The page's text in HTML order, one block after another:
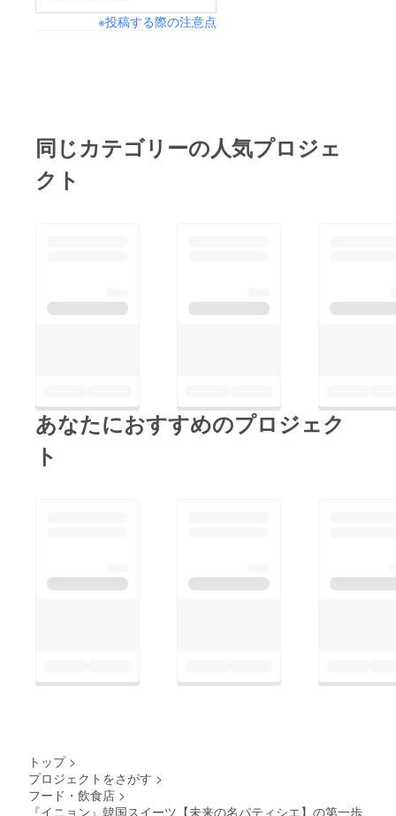
※投稿する際の注意点
同じカテゴリーの人気プロジェ
クト
あなたにおすすめのプロジェク
ト
トップ >
プロジェクトをさがす >
フード・飲食店 >
『イニョン』韓国スイーツ【未来の名パティシエ】の第一歩